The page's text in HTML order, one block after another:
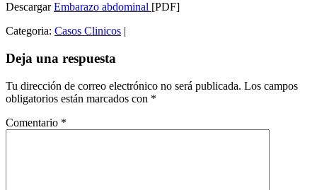
DescargarEmbarazo abdominal [PDF]
Categoria: Casos Clinicos |
Deja una respuesta
Tu dirección de correo electrónico no será publicada. Los campos
obligatorios están marcados con *
Comentario *